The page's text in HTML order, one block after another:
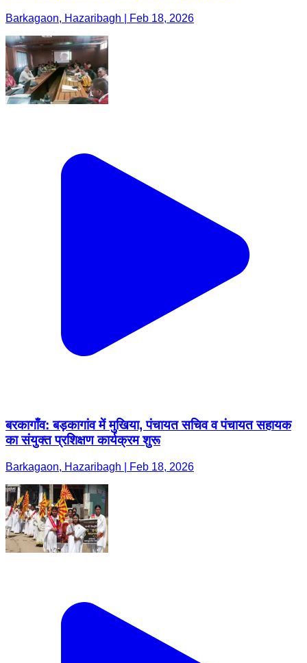
Barkagaon, Hazaribagh | Feb 18, 2026
बरकागाँव: बड़कागांव में मुखिया, पंचायत सचिव व पंचायत सहायक
का संयुक्त प्रशिक्षण कार्यक्रम शुरू
Barkagaon, Hazaribagh | Feb 18, 2026